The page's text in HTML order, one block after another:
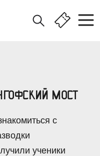
МОСТ
с
ученики